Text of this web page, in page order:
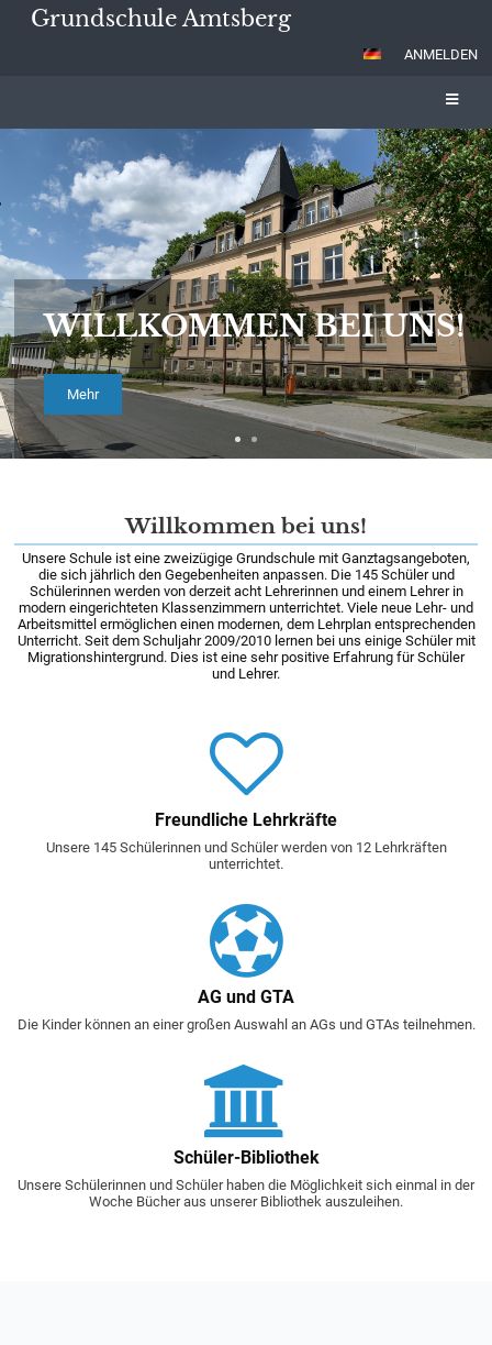
Grundschule Amtsberg
ANMELDEN
Startseite
WILLKOMMEN BEI UNS!
Mehr
Willkommen bei uns!
Unsere Schule ist eine zweizügige Grundschule mit Ganztagsangeboten,
die sich jährlich den Gegebenheiten anpassen. Die 145 Schüler und
Schülerinnen werden von derzeit acht Lehrerinnen und einem Lehrer in
modern eingerichteten Klassenzimmern unterrichtet. Viele neue Lehr- und
Arbeitsmittel ermöglichen einen modernen, dem Lehrplan entsprechenden
Unterricht. Seit dem Schuljahr 2009/2010 lernen bei uns einige Schüler mit
Migrationshintergrund. Dies ist eine sehr positive Erfahrung für Schüler
und Lehrer.
Freundliche Lehrkräfte
Unsere 145 Schülerinnen und Schüler werden von 12 Lehrkräften
unterrichtet.
AG und GTA
Die Kinder können an einer großen Auswahl an AGs und GTAs teilnehmen.
Schüler-Bibliothek
Unsere Schülerinnen und Schüler haben die Möglichkeit sich einmal in der
Woche Bücher aus unserer Bibliothek auszuleihen.